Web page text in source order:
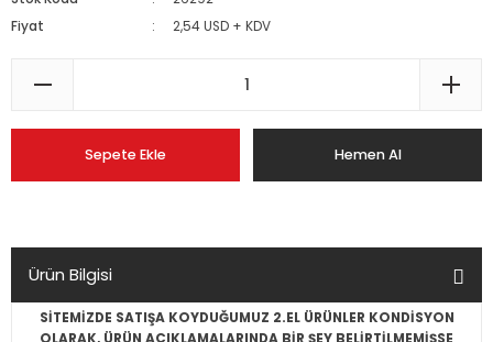
Fiyat
2,54 USD + KDV
Sepete Ekle Hemen Al
Ürün Bilgisi
SİTEMİZDE SATIŞA KOYDUĞUMUZ 2.EL ÜRÜNLER KONDİSYON